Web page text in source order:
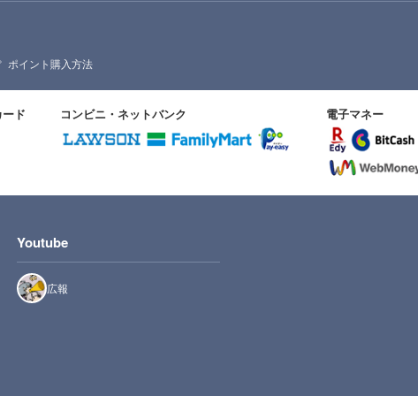
ポイント購入方法
ド コンビニ・ネットバンク 電子マネー
Youtube
広報